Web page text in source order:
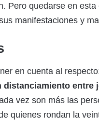
Pero quedarse en
manifestaciones y
en cuenta al
entre
vez son más las
quienes rondan la